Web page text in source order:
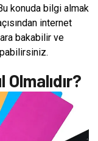
konuda bilgi almak
internet
bakabilir ve